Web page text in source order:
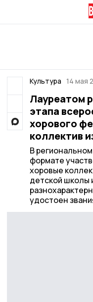
Культура 14 мая
Лауреатом
этапа
хорового
коллектив
В
формате
хоровые
детской школы
удостоен